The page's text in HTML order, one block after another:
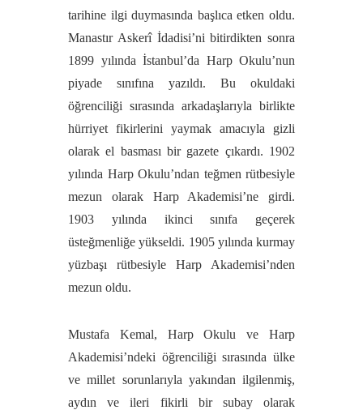
tarihine ilgi duymasında başlıca etken oldu.
Manastır Askerî İdadisi’ni bitirdikten sonra
1899 yılında İstanbul’da Harp Okulu’nun
piyade sınıfına yazıldı. Bu okuldaki
öğrenciliği sırasında arkadaşlarıyla birlikte
hürriyet fikirlerini yaymak amacıyla gizli
olarak el basması bir gazete çıkardı. 1902
yılında Harp Okulu’ndan teğmen rütbesiyle
mezun olarak Harp Akademisi’ne girdi.
1903 yılında ikinci sınıfa geçerek
üsteğmenliğe yükseldi. 1905 yılında kurmay
yüzbaşı rütbesiyle Harp Akademisi’nden
mezun oldu.
Mustafa Kemal, Harp Okulu ve Harp
Akademisi’ndeki öğrenciliği sırasında ülke
ve millet sorunlarıyla yakından ilgilenmiş,
aydın ve ileri fikirli bir subay olarak